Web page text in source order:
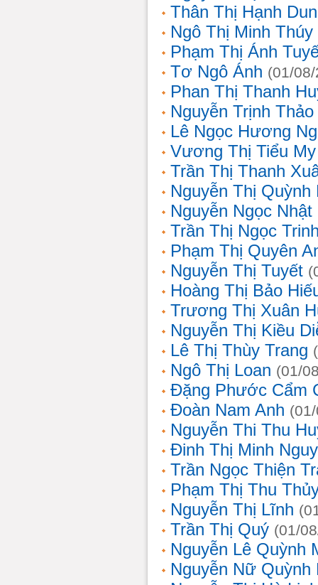
Thân Thị Hạnh
Ngô Thị Minh Thúy
Phạm Thị Ánh
Tơ Ngô Ánh (01/
Phan Thị Thanh
Nguyễn Trịnh
Lê Ngọc Hương
Vương Thị Tiểu My
Trần Thị Thanh
Nguyễn Thị Quỳnh
Nguyễn Ngọc Nhật
Trần Thị Ngọc
Phạm Thị Quyên
Nguyễn Thị Tuyết
Hoàng Thị Bảo
Trương Thị Xuân
Nguyễn Thị Kiều
Lê Thị Thùy Trang
Ngô Thị Loan (01/
Đặng Phước Cẩm
Đoàn Nam Anh
Nguyễn Thi Thu
Đinh Thị Minh
Trần Ngọc Thiện
Phạm Thị Thu
Nguyễn Thị Lĩnh
Trần Thị Quý (01/
Nguyễn Lê Quỳnh
Nguyễn Nữ